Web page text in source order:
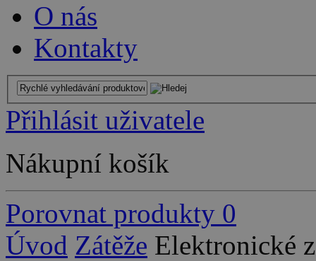
O nás
Kontakty
Přihlásit uživatele
Nákupní košík
Porovnat produkty 0
Úvod Zátěže Elektronické